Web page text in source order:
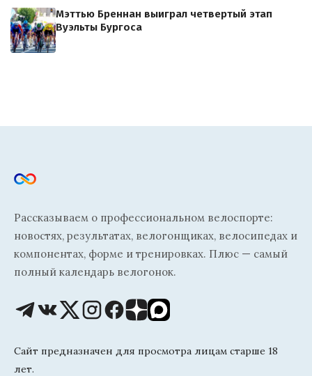
Мэттью Бреннан выиграл четвертый этап
Вуэльты Бургоса
Рассказываем о профессиональном велоспорте:
новостях, результатах, велогонщиках, велосипедах и
компонентах, форме и тренировках. Плюс — самый
полный календарь велогонок.
Сайт предназначен для просмотра лицам старше 18
лет.